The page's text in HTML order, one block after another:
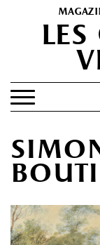
les